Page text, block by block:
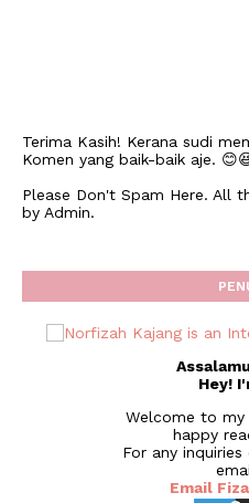
Terima Kasih! Kerana sudi
Komen yang baik-baik aje.
Please Don't Spam Here. All
by Admin.
Hey!
Welcome to my
happy
For any
Email